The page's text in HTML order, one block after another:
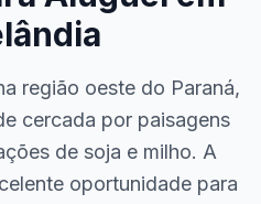
região oeste do Paraná,
cercada por paisagens
de soja e milho. A
oportunidade para